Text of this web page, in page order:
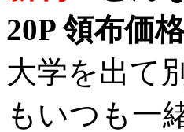
20P 領布価
大学を出て
もいつも一